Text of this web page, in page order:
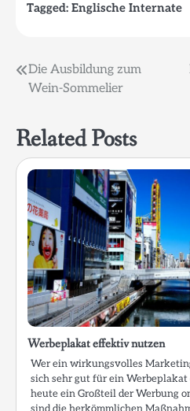
Tagged: Englische Internate
Beitragsnavigation
Die Ausbildung zum
Wein-Sommelier
Related Posts
Werbeplakat effektiv nutzen
Wer ein wirkungsvolles
sich sehr gut für ein
heute ein Großteil der Werbung